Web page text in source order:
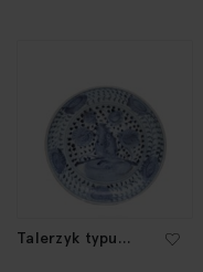
Talerzyk typu